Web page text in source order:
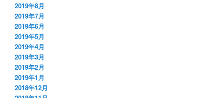
2019年8月
2019年7月
2019年6月
2019年5月
2019年4月
2019年3月
2019年2月
2019年1月
2018年12月